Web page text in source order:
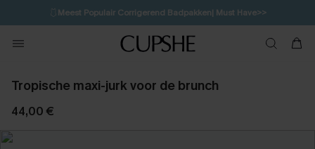
🩱Meest Populair Corrigerend Badpakken| Must Have>>
💌Abonneer je & ontvang tot 15% korting>>
Koop 3, krijg 15% korting | CODE: SW15 12H:38M:10S
Tropische maxi-jurk voor de brunch
44,00 €